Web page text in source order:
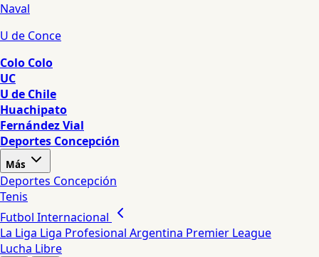
Naval
U de Conce
Colo Colo
UC
U de Chile
Huachipato
Fernández Vial
Deportes Concepción
Más
Deportes Concepción
Tenis
Futbol Internacional
La Liga Liga Profesional Argentina Premier League
Lucha Libre